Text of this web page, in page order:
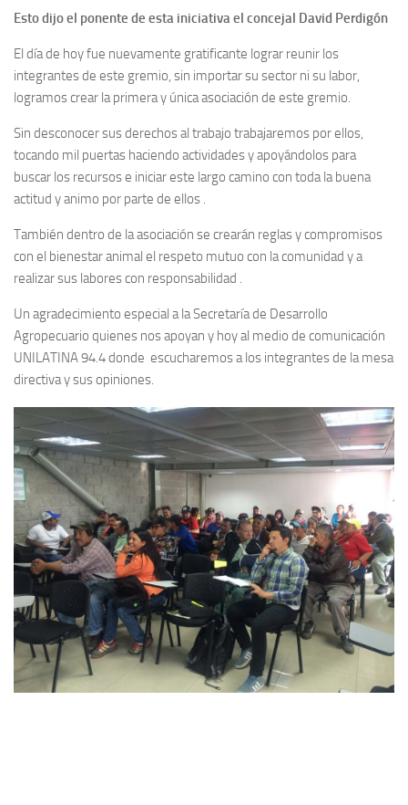
Esto dijo el ponente de esta iniciativa el concejal David Perdigón
El día de hoy fue nuevamente gratificante lograr reunir los
integrantes de este gremio, sin importar su sector ni su labor,
logramos crear la primera y única asociación de este gremio.
Sin desconocer sus derechos al trabajo trabajaremos por ellos,
tocando mil puertas haciendo actividades y apoyándolos para
buscar los recursos e iniciar este largo camino con toda la buena
actitud y animo por parte de ellos .
También dentro de la asociación se crearán reglas y compromisos
con el bienestar animal el respeto mutuo con la comunidad y a
realizar sus labores con responsabilidad .
Un agradecimiento especial a la Secretaría de Desarrollo
Agropecuario quienes nos apoyan y hoy al medio de comunicación
UNILATINA 94.4 donde escucharemos a los integrantes de la mesa
directiva y sus opiniones.